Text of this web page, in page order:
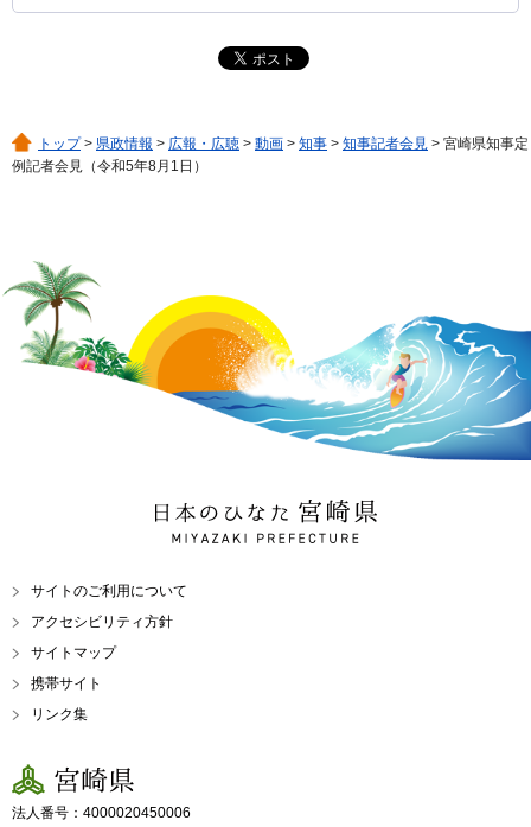
トップ> 県政情報 > 広報・広聴 > 動画 > 知事 > 知事記者会見 > 宮崎県知事定
例記者会見（令和5年8月1日）
日本のひなた 宮崎県
MIYAZAKI PREFECTURE
サイトのご利用について
アクセシビリティ方針
サイトマップ
携帯サイト
リンク集
宮崎県
法人番号：4000020450006